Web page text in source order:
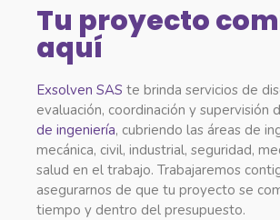
Tu proyecto
aquí
Exsolven SAS te brinda servicios de
evaluación, coordinación y supervisión
de ingeniería, cubriendo las áreas de
mecánica, civil, industrial, seguridad,
salud en el trabajo. Trabajaremos
asegurarnos de que tu proyecto se
tiempo y dentro del presupuesto.